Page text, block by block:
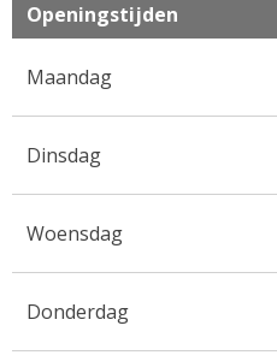
Openingstijden
Maandag
Dinsdag
Woensdag
Donderdag